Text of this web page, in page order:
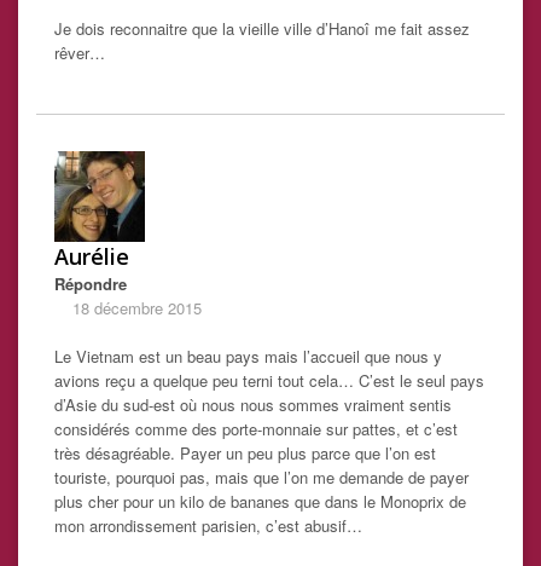
Je dois reconnaitre que la vieille ville d’Hanoî me fait assez
rêver…
Aurélie
Répondre
18 décembre 2015
Le Vietnam est un beau pays mais l’accueil que nous y
avions reçu a quelque peu terni tout cela… C’est le seul pays
d’Asie du sud-est où nous nous sommes vraiment sentis
considérés comme des porte-monnaie sur pattes, et c’est
très désagréable. Payer un peu plus parce que l’on est
touriste, pourquoi pas, mais que l’on me demande de payer
plus cher pour un kilo de bananes que dans le Monoprix de
mon arrondissement parisien, c’est abusif…